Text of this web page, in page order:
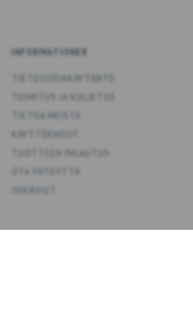
INFORMATIONER
TIETOSUOJAKÄYTÄNTÖ
TOIMITUS JA KULJETUS
TIETOA MEISTÄ
TUOTTEEN PALAUTUS